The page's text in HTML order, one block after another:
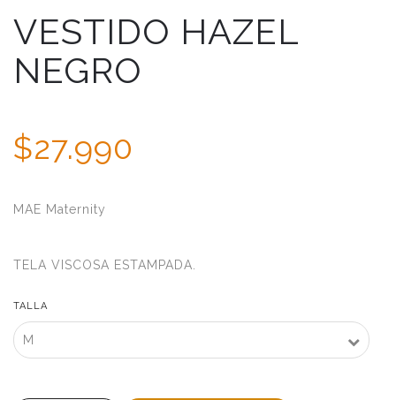
VESTIDO HAZEL
NEGRO
$27.990
MAE Maternity
TELA VISCOSA ESTAMPADA.
TALLA